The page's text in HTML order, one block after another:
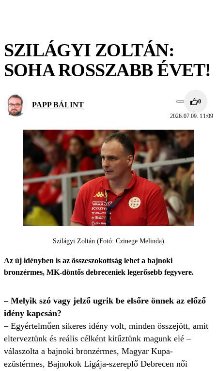
SZILÁGYI ZOLTÁN:
SOHA ROSSZABB ÉVET!
PAPP BÁLINT 0
2026.07.09. 11:09
Szilágyi Zoltán (Fotó: Czinege Melinda)
Az új idényben is az összeszokottság lehet a bajnoki
bronzérmes, MK-döntős debreceniek legerősebb fegyvere.
– Melyik szó vagy jelző ugrik be elsőre önnek az előző
idény kapcsán?
– Egyértelműen sikeres idény volt, minden összejött, amit
elterveztünk és reális célként kitűztünk magunk elé –
válaszolta a bajnoki bronzérmes, Magyar Kupa-
ezüstérmes, Bajnokok Ligája-szereplő Debrecen női